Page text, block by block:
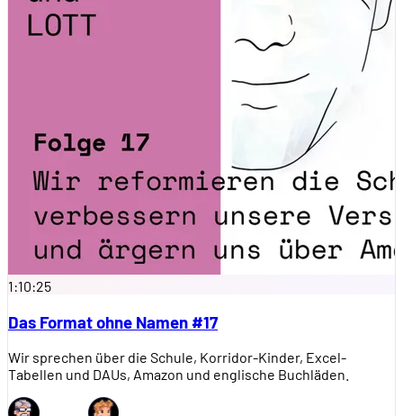
1:10:25
Das Format ohne Namen #17
Wir sprechen über die Schule, Korridor-Kinder, Excel-
Tabellen und DAUs, Amazon und englische Buchläden.